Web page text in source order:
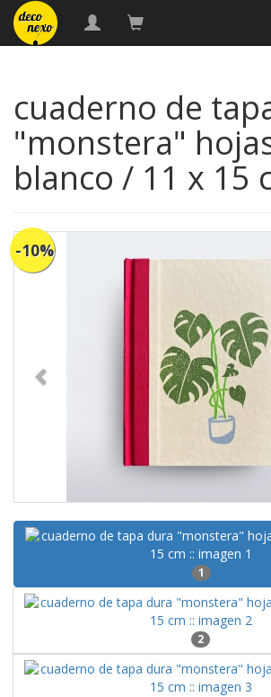
cuaderno de
"monstera"
blanco / 11 x 15
-10%
1
2